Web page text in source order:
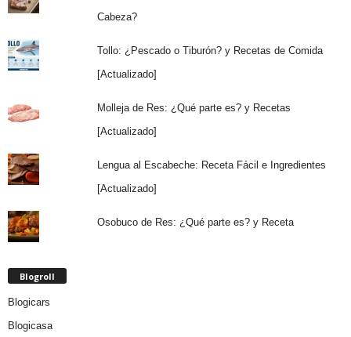
Cabeza?
Tollo: ¿Pescado o Tiburón? y Recetas de Comida
[Actualizado]
Molleja de Res: ¿Qué parte es? y Recetas
[Actualizado]
Lengua al Escabeche: Receta Fácil e Ingredientes
[Actualizado]
Osobuco de Res: ¿Qué parte es? y Receta
Blogroll
Blogicars
Blogicasa